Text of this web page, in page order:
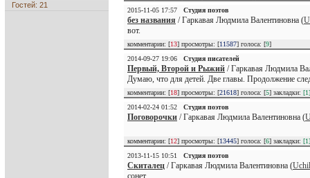
Гостей: 21
2015-11-05 17:57
Студия поэтов
без названия / Гаркавая Людмила Валентиновна (
вот.
комментарии: [13] просмотры: [11587] голоса: [9]
2014-09-27 19:06
Студия писателей
Первый, Второй и Рыжий / Гаркавая Людмила
Думаю, что для детей. Две главы. Продолжение
комментарии: [18] просмотры: [21618] голоса: [5] закладки: [1]
2014-02-24 01:52
Студия поэтов
Поговорочки / Гаркавая Людмила Валентиновна (
комментарии: [12] просмотры: [13445] голоса: [6] закладки: [1]
2013-11-15 10:51
Студия поэтов
Скиталец / Гаркавая Людмила Валентиновна (
сонет